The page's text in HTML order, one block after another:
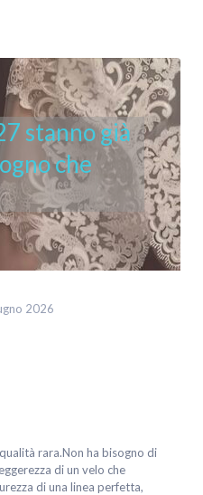
stanno già
che
2026
rara.Non ha bisogno di
di un velo che
di una linea perfetta,